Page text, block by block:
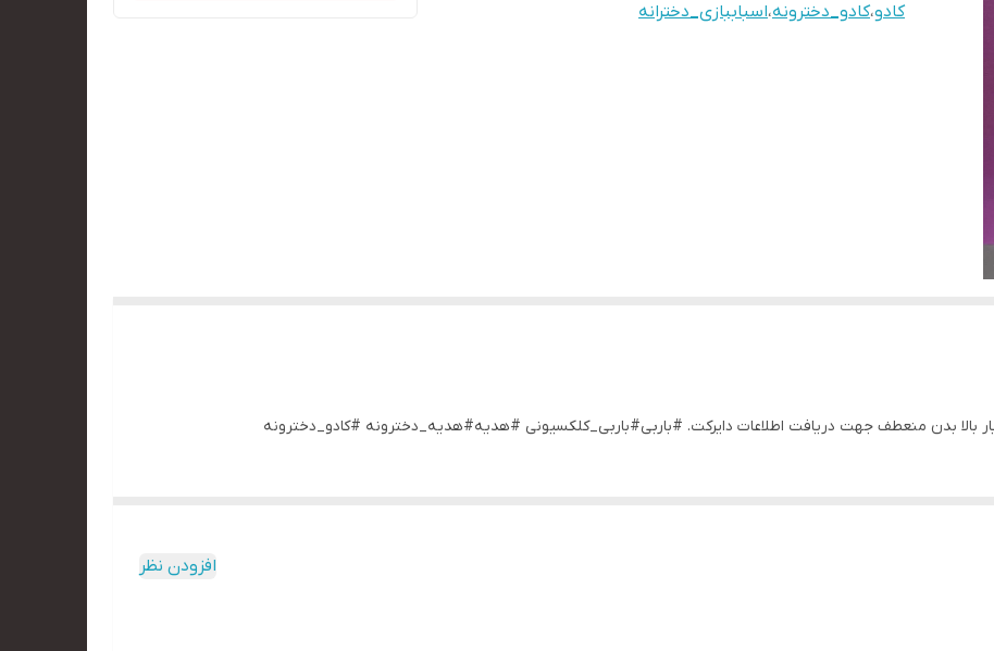
کادو،کادو_دخترونه،اسباببازی_دخترانه
بالا بدن منعطف جهت دریافت اطلاعات دایرکت. #باربی#باربی_کلکسیونی #هدیه#هدیه_دخترونه #کادو_دخترونه
افزودن نظر